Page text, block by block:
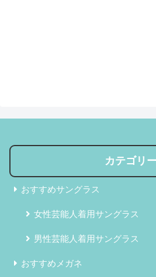
カテゴリー
おすすめサングラス
女性芸能人着用サングラス
男性芸能人着用サングラス
おすすめメガネ